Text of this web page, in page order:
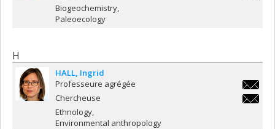
Biogeochemistry
Paleoecology
H
HALL Ingrid
Professeure agrégée
Chercheuse
Ethnology
Environmental anthropology